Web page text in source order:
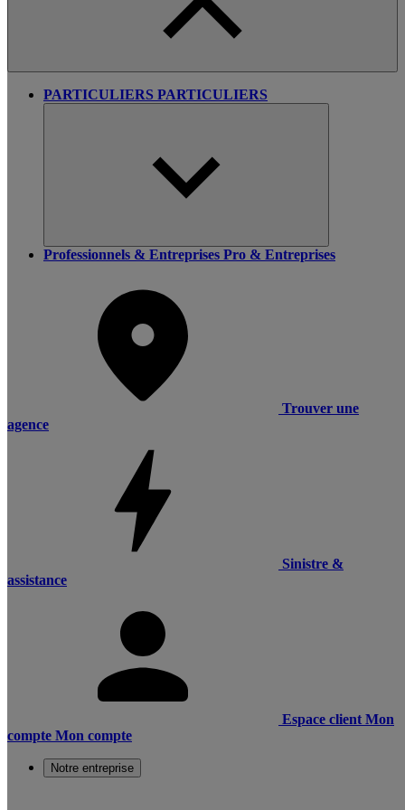
PARTICULIERS PARTICULIERS
Professionnels & Entreprises Pro & Entreprises
Trouver une
agence
Sinistre &
assistance
Espace client Mon
compte Mon compte
Notre entreprise